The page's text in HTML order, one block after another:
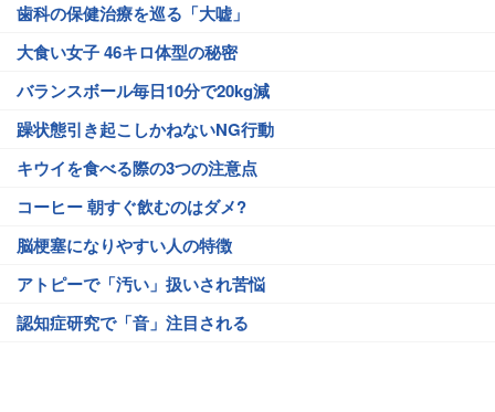
歯科の保健治療を巡る「大嘘」
大食い女子 46キロ体型の秘密
バランスボール毎日10分で20kg減
躁状態引き起こしかねないNG行動
キウイを食べる際の3つの注意点
コーヒー 朝すぐ飲むのはダメ?
脳梗塞になりやすい人の特徴
アトピーで「汚い」扱いされ苦悩
認知症研究で「音」注目される